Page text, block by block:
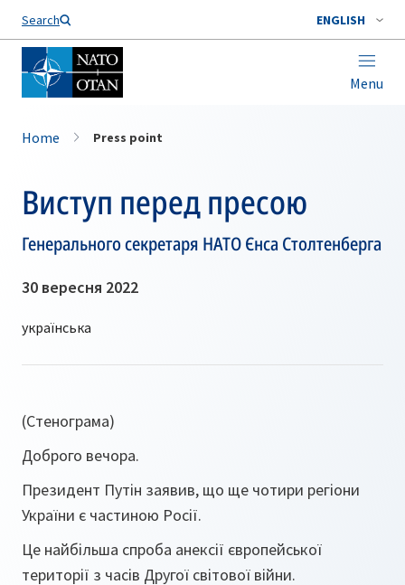
Search ENGLISH
Menu
Home Press point
Виступ перед пресою
Генерального секретаря НАТО Єнса Столтенберга
30 вересня 2022
(Стенограма)
Доброго вечора.
Президент Путін заявив, що ще чотири регіони
України є частиною Росії.
Це найбільша спроба анексії європейської
території з часів Другої світової війни.